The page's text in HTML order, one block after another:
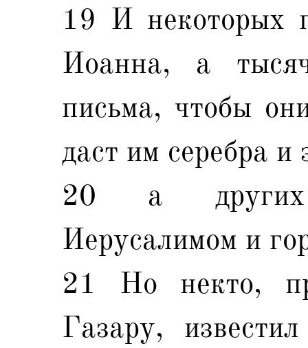
19 И некоторых
Иоанна, а
письма, чтобы
даст им серебра и
20 а других
Иерусалимом и
21 Но некто,
Газару,